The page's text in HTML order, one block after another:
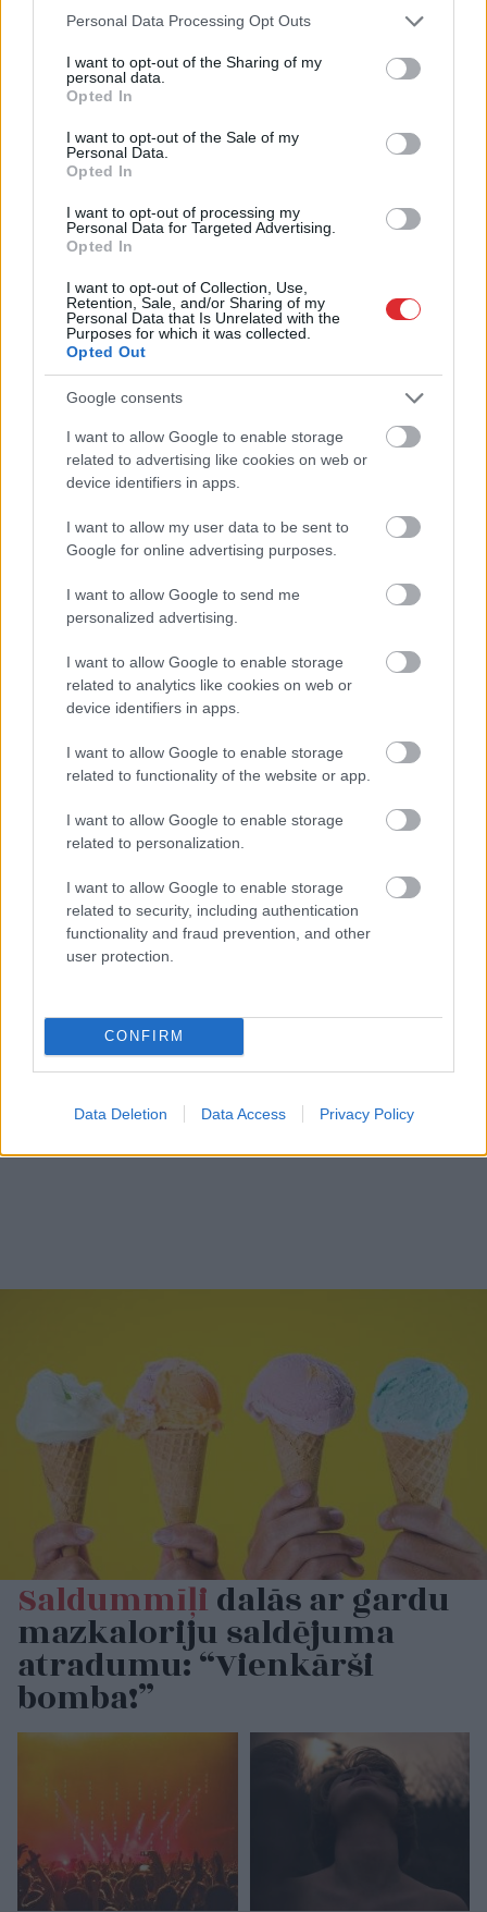
Please note that this website/app uses one or more Google
not limited to your visit or usage behaviour. You may click to
grant or deny consent to Google and its third-party tags to
use your data for below specified purposes in below Google
consent section.
Personal Data Processing Opt Outs
I want to opt-out of the Sharing of my
personal data.
Opted In
I want to opt-out of the Sale of my
Personal Data.
Opted In
I want to opt-out of processing my
Personal Data for Targeted Advertising.
Opted In
I want to opt-out of Collection, Use,
Retention, Sale, and/or Sharing of my
Personal Data that Is Unrelated with the
Purposes for which it was collected.
Opted Out
Google consents
I want to allow Google to enable storage
related to advertising like cookies on web or
device identifiers in apps.
I want to allow my user data to be sent to
Google for online advertising purposes.
I want to allow Google to send me
personalized advertising.
I want to allow Google to enable storage
related to analytics like cookies on web or
device identifiers in apps.
I want to allow Google to enable storage
related to functionality of the website or app.
I want to allow Google to enable storage
related to personalization.
I want to allow Google to enable storage
related to security, including authentication
functionality and fraud prevention, and other
user protection.
CONFIRM
Data Deletion Data Access Privacy Policy
garantēts
“Manpat neomulīgi
palika!” Sēņotāja mežā
uziet ļoti biedējošu vietu
par Latvijas dabu?
Atpazīsti kokus, augus
un putnus attēlos!
“Kārtējais Rīgas
domes šedevrs!”
Šoferis dusmīgs par
patiesībā ir bīstams
Saldummīļidalās ar gardu
mazkaloriju saldējuma
atradumu: “Vienkārši
bomba!”
Atcelt Ziņot